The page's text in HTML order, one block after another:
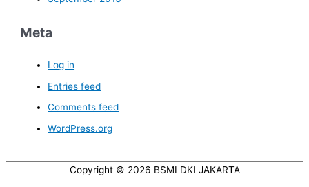
Meta
Log in
Entries feed
Comments feed
WordPress.org
Copyright © 2026 BSMI DKI JAKARTA